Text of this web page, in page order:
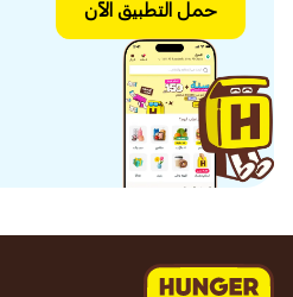
حمل التطبيق الآن